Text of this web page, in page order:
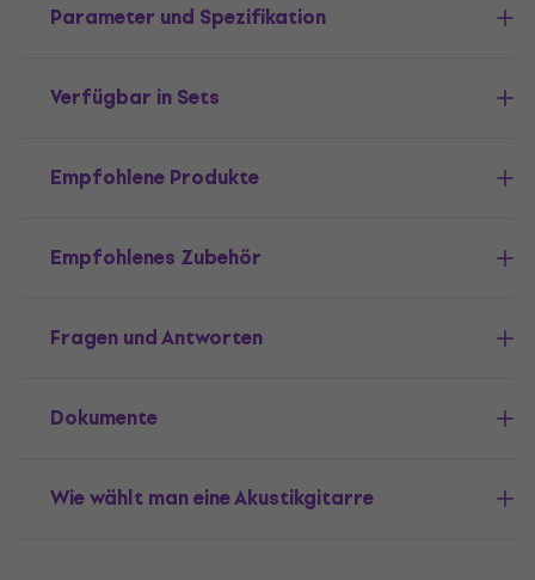
Parameter und Spezifikation
Verfügbar in Sets
Empfohlene Produkte
Empfohlenes Zubehör
Fragen und Antworten
Dokumente
Wie wählt man eine Akustikgitarre